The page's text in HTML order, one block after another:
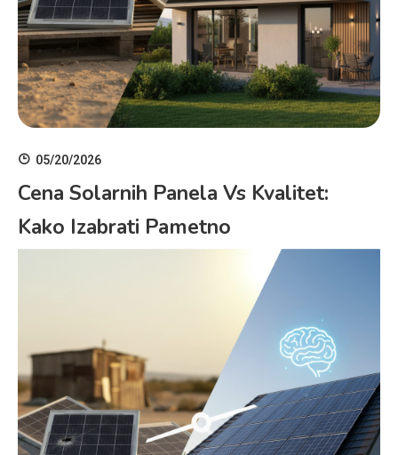
05/20/2026
Cena Solarnih Panela Vs Kvalitet:
Kako Izabrati Pametno